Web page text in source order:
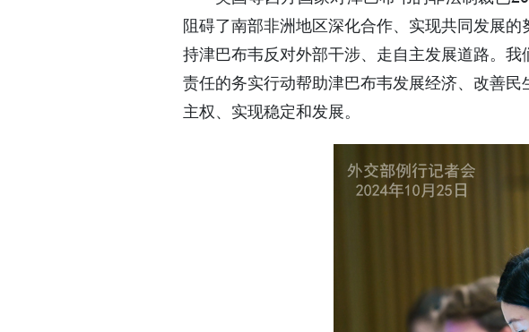
阻碍了南部非洲地区深化合作、实现共同发展
持津巴布韦反对外部干涉、走自主发展道路。
责任的务实行动帮助津巴布韦发展经济、改善
主权、实现稳定和发展。